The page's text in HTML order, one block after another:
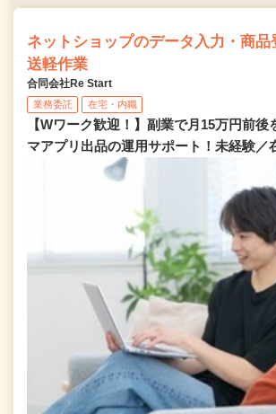
ネットショップのデータ入力・商品
送軽作業
合同会社Re Start
業務委託 在宅・内職
【Wワーク歓迎！】副業で月15万円前後
マアプリ出品の運用サポート！未経験／